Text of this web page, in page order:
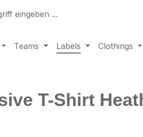
Teams Labels Clothings
T-Shirt